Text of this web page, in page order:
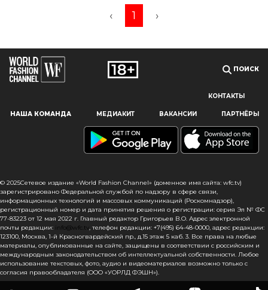
Наш сайт использует файлы cookie и похожие технологии,
пользователям, предоставляя персонализированную
информацию, запоминая предпочтения в области
сайта, вы подтверждаете свое согласие на использование
файлов cookie в соответствии с настоящим уведомлением
в отношении данного типа файлов. Если вы не согласны
с тем, чтобы мы использовали данный тип файлов,
то вы должны соответствующим образом установить
настройки вашего браузера или не использовать сайт wfc.tv
‹ 1 ›
ПОИСК
КОНТАКТЫ
НАША КОМАНДА МЕДИАКИТ ВАКАНСИИ ПАРТНЁРЫ
© 2025Сетевое издание «World Fashion Channel» (доменное имя сайта: wfc.tv)
зарегистрировано Федеральной службой по надзору в сфере связи,
информационных технологий и массовых коммуникаций (Роскомнадзор),
регистрационный номер и дата принятия решения о регистрации: серия Эл № ФС
77-83223 от 12 мая 2022 г. Главный редактор Григорьев В.О. Адрес электронной
почты редакции: info@wfc.tv, телефон редакции: +7(495) 64-48-0000, адрес редакции:
123100, Москва, 1-й Красногвардейский пр., д.15 этаж 5 каб. 3. Все права на любые
материалы, опубликованные на сайте, защищены в соответствии с российским и
международным законодательством об интеллектуальной собственности. Любое
использование текстовых, фото, аудио и видеоматериалов возможно только с
согласия правообладателя (ООО «УОРЛД ФЭШН»).